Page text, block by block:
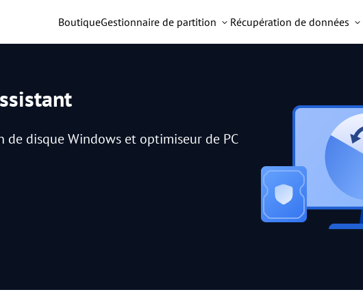
BoutiqueGestionnaire de partition Récupération de données
disque Windows et optimiseur de PC